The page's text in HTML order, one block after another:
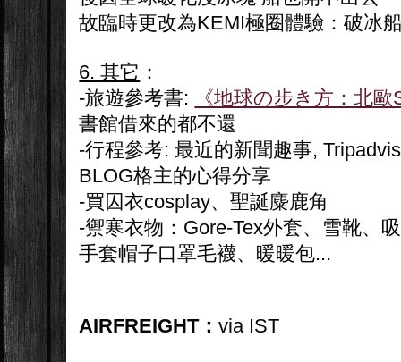
故臨時更改為KEMI極圈體驗：破冰
6. 其它 ：
-旅遊參考書:
《地球の步き方：北
書館借來的都不還
-行程參考: 最近的新聞趣事,
BLOG格主的心得分享
-買囚衣cosplay、聖誕麋鹿角
-禦寒衣物：Gore-Tex外套、雪靴、
手套帽子口罩毛襪、暖暖包...
AIRFREIGHT：via IST